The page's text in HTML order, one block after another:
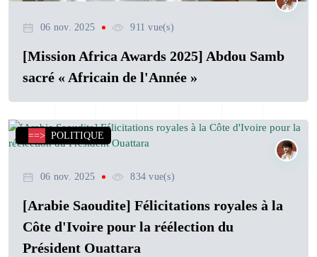
06 nov. 2025 911 vue(s)
[Mission Africa Awards 2025] Abdou Samb
sacré « Africain de l'Année »
==> POLITIQUE
06 nov. 2025 834 vue(s)
[Arabie Saoudite] Félicitations royales à la
Côte d'Ivoire pour la réélection du
Président Ouattara